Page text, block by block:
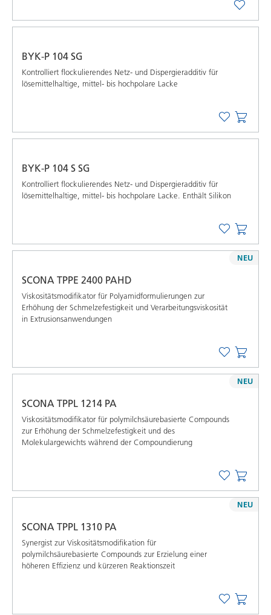
BYK-P 104 SG
Kontrolliert flockulierendes Netz- und Dispergieradditiv für
lösemittelhaltige, mittel- bis hochpolare Lacke
BYK-P 104 S SG
Kontrolliert flockulierendes Netz- und Dispergieradditiv für
lösemittelhaltige, mittel- bis hochpolare Lacke. Enthält Silikon
SCONA TPPE 2400 PAHD
Viskositätsmodifikator für Polyamidformulierungen zur
Erhöhung der Schmelzefestigkeit und Verarbeitungsviskosität
in Extrusionsanwendungen
NEU
SCONA TPPL 1214 PA
Viskositätsmodifikator für polymilchsäurebasierte Compounds
zur Erhöhung der Schmelzefestigkeit und des
Molekulargewichts während der Compoundierung
NEU
SCONA TPPL 1310 PA
Synergist zur Viskositätsmodifikation für
polymilchsäurebasierte Compounds zur Erzielung einer
höheren Effizienz und kürzeren Reaktionszeit
NEU